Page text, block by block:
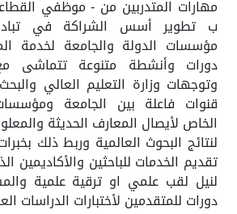
مهارات المتدربين من - موظفي
ب تطوير أسس الشراكة في
مؤسسات الدولة والجامعة لخدمة
دورات وأنشطة متنوعة تتماشى
وتوجهات وزارة التعليم العالي
قنوات فاعلة بين الجامعة
الخاص لأيصال المعارف الحديثة
لنتائج البحوث العالمية وربط ذلك
تقديم الخدمات للباحثين والأكاديمين
لنيل لقب علمي او ترقية علمية
دورات للمتقدمين لأختبارات الدراسات